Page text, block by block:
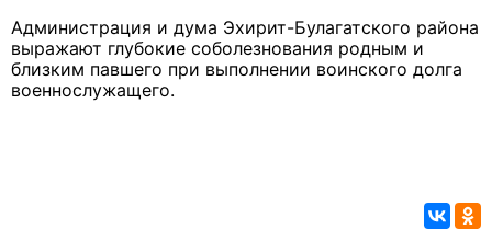
Администрация и дума Эхирит-Булагатского района
выражают глубокие соболезнования родным и
близким павшего при выполнении воинского долга
военнослужащего.